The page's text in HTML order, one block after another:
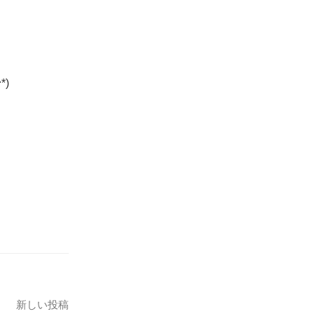
新しい投稿